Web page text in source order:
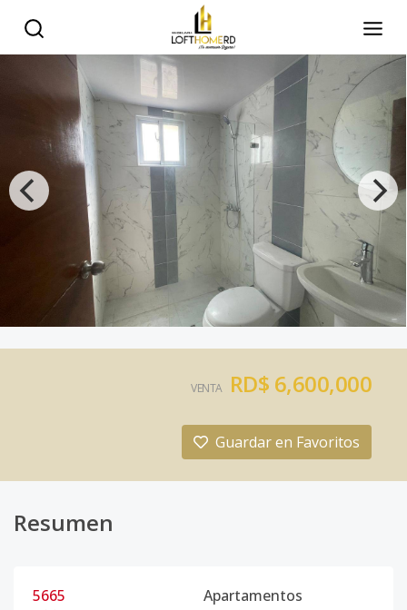
VENTA RD$ 6,600,000
Guardar en Favoritos
Resumen
5665 Apartamentos